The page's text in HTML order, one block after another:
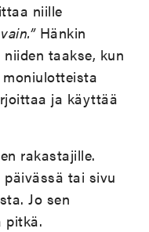
niille
Hänkin
taakse, kun
ja käyttää
rakastajille.
tai sivu
Jo sen
pitkä.